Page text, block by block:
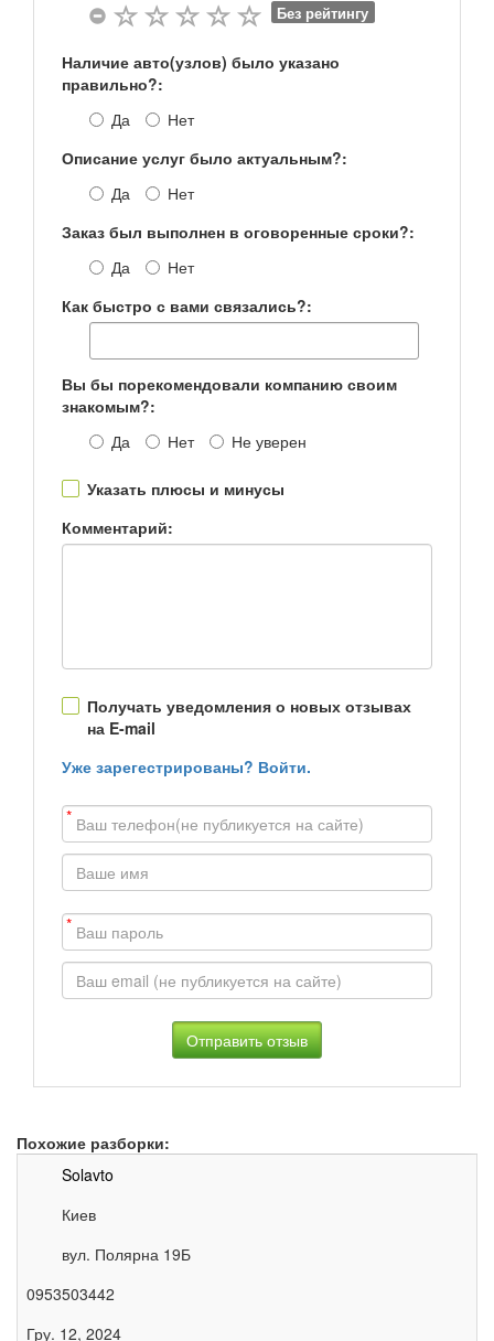
Без рейтингу
Наличие авто(узлов) было указано
правильно?:
Да
Нет
Описание услуг было актуальным?:
Да
Нет
Заказ был выполнен в оговоренные сроки?:
Да
Нет
Как быстро с вами связались?:
Вы бы порекомендовали компанию своим
знакомым?:
Да
Нет Не уверен
Указать плюсы и минусы
Комментарий:
Получать уведомления о новых отзывах
на E-mail
Уже зарегестрированы? Войти.
*
*
Похожие разборки:
Solavto
Киев
вул. Полярна 19Б
0953503442
Гру. 12, 2024